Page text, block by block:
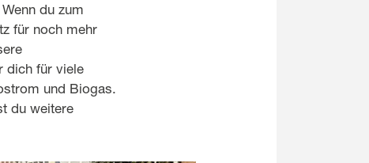
du zum
für noch mehr
dich für viele
und Biogas.
du weitere